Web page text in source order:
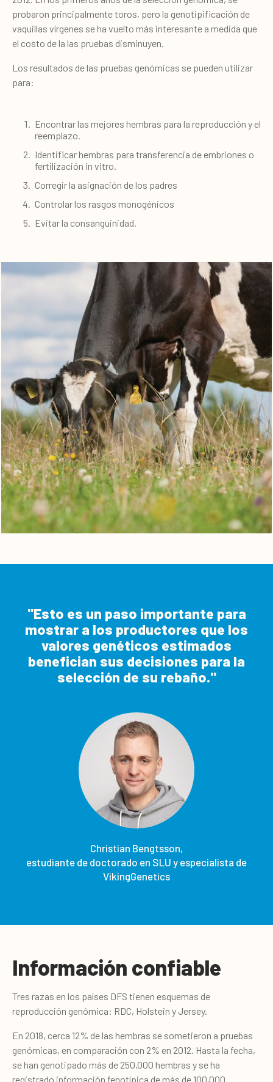
probaron principalmente toros, pero la genotipificación de
vaquillas vírgenes se ha vuelto más interesante a medida que
el costo de la las pruebas disminuyen.
Los resultados de las pruebas genómicas se pueden utilizar
para:
Encontrar las mejores hembras para la reproducción y el
reemplazo.
Identificar hembras para transferencia de embriones o
fertilización in vitro.
Corregir la asignación de los padres
Controlar los rasgos monogénicos
Evitar la consanguinidad.
Esto es un paso importante para
mostrar a los productores que los
valores genéticos estimados
benefician sus decisiones para la
selección de su rebaño.
Christian Bengtsson,
estudiante de doctorado en SLU y especialista de
VikingGenetics
Información confiable
Tres razas en los países DFS tienen esquemas de
reproducción genómica: RDC, Holstein y Jersey.
En 2018, cerca 12% de las hembras se sometieron a pruebas
genómicas, en comparación con 2% en 2012. Hasta la fecha,
se han genotipado más de 250,000 hembras y se ha
registrado información fenotípica de más de 100,000